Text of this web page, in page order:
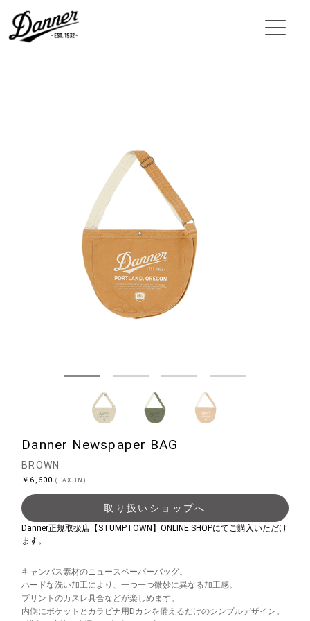
Danner Newspaper BAG
BROWN
￥6,600(TAX IN)
取り扱いショップへ
Danner正規取扱店【STUMPTOWN】ONLINE SHOPにてご購入いただけ
ます。
キャンバス素材のニュースペーパーバッグ。
ハードな洗い加工により、一つ一つ微妙に異なる加工感。
プリントのカスレ具合などが楽しめます。
内側にポケットとカラビナ用Dカンを備えるだけのシンプルデザイン。